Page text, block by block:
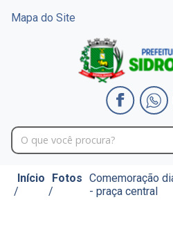
Mapa do Site
Início
/
Fotos
/
Comemoração
- praça central